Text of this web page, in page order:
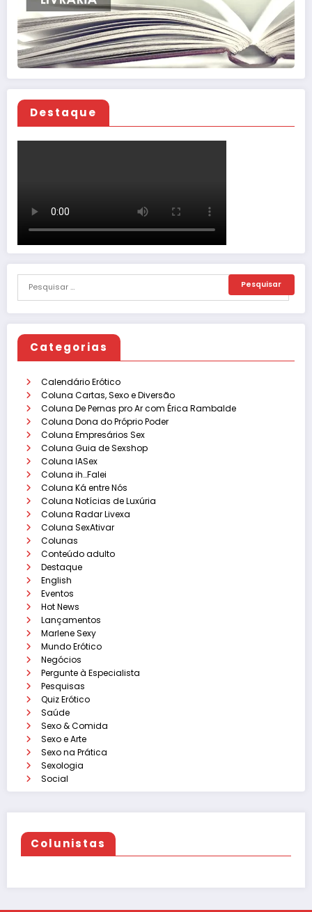
Destaque
Categorias
Calendário Erótico
Coluna Cartas, Sexo e Diversão
Coluna De Pernas pro Ar com Érica Rambalde
Coluna Dona do Próprio Poder
Coluna Empresários Sex
Coluna Guia de Sexshop
Coluna IASex
Coluna ih…Falei
Coluna Ká entre Nós
Coluna Notícias de Luxúria
Coluna Radar Livexa
Coluna SexAtivar
Colunas
Conteúdo adulto
Destaque
English
Eventos
Hot News
Lançamentos
Marlene Sexy
Mundo Erótico
Negócios
Pergunte à Especialista
Pesquisas
Quiz Erótico
Saúde
Sexo & Comida
Sexo e Arte
Sexo na Prática
Sexologia
Social
Colunistas